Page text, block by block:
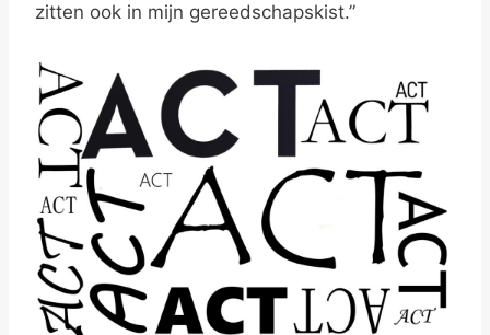
zitten ook in mijn gereedschapskist.”